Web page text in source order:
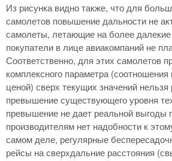
Из рисунка видно также, что для
самолетов повышение дальности не
самолеты, летающие на более далекие
покупатели в лице авиакомпаний не
Соответственно, для этих самолетов
комплексного параметра
ценой) сверх текущих значений нельзя
превышение существующего уровня
превышение не дает реальной выгоды
производителям нет надобности к
самом деле, регулярные
рейсы на сверхдальние расстояния